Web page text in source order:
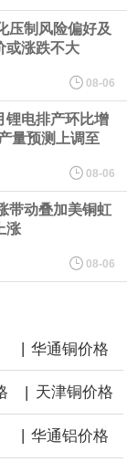
定/注册股本为 9.95 亿
股法定/注册股本为
股，本月均无增
产运营。
搭载高硅叠片异形电
弯检测、G-Force滑雪
元起。
前值51.8。
辆，去年同期40313
压制风险偏好及
或涨跌不大
08-06
锂电排产环比增
量预测上调至
08-06
带动叠加美铜虹
涨
08-06
| 华通铜价格
| 天津铜价格
华通铝价格